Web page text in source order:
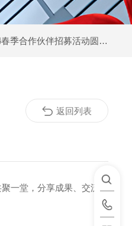
招募活动圆满落幕，合作共赢新篇章开启
一堂，分享成果、交流经
返回列表